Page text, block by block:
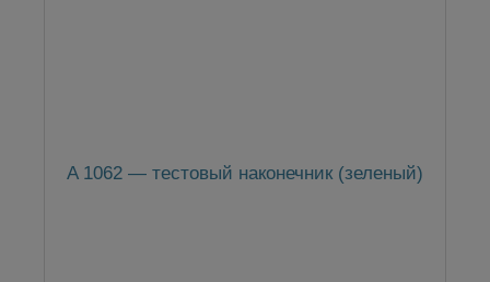
A 1062 — тестовый наконечник (зеленый)